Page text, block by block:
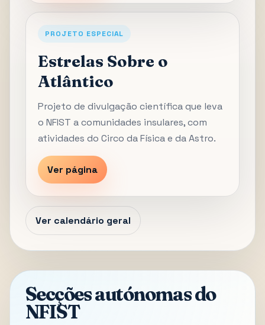
PROJETO ESPECIAL
Estrelas Sobre o
Atlântico
Projeto de divulgação científica que leva
o NFIST a comunidades insulares, com
atividades do Circo da Física e da Astro.
Ver página
Ver calendário geral
Secções autónomas do
NFIST